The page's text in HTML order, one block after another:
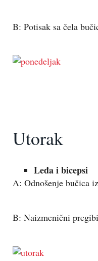
B: Potisak sa čela
Utorak
Leđa i bicepsi
A: Odnošenje bučica
B: Naizmenični